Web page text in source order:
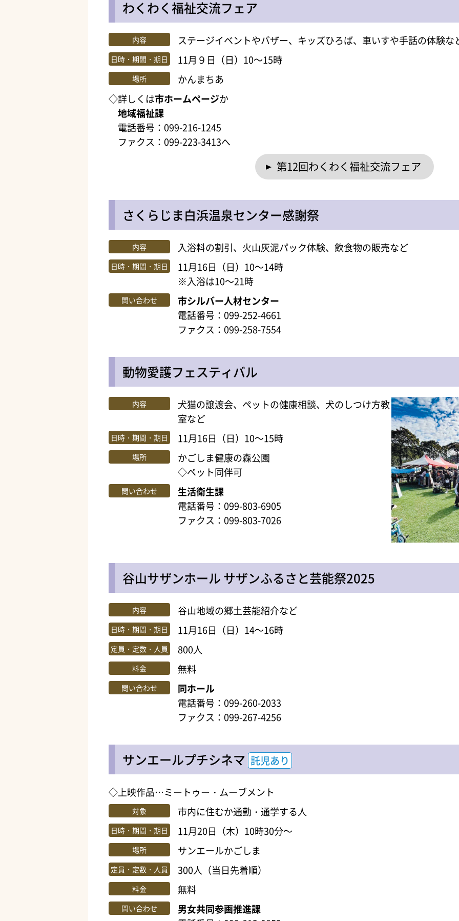
わくわく福祉交流フェア
内容 ステージイベントやバザー、キッズひろば、車いすや手話の体験な
日時・期間・期日 11月９日（日）10～15時
場所
かんまちあ
◇詳しくは市ホームページか
地域福祉課
電話番号：099-216-1245
ファクス：099-223-3413へ
第12回わくわく福祉交流フェア
さくらじま白浜温泉センター感謝祭
内容 入浴料の割引、火山灰泥パック体験、飲食物の販売など
日時・期間・期日
11月16日（日）10～14時
※入浴は10～21時
問い合わせ
市シルバー人材センター
電話番号：099-252-4661
ファクス：099-258-7554
動物愛護フェスティバル
内容
犬猫の譲渡会、ペットの健康相談、犬のしつけ方教
室など
日時・期間・期日 11月16日（日）10～15時
場所
かごしま健康の森公園
◇ペット同伴可
問い合わせ
生活衛生課
電話番号：099-803-6905
ファクス：099-803-7026
谷山サザンホール サザンふるさと芸能祭2025
内容 谷山地域の郷土芸能紹介など
日時・期間・期日 11月16日（日）14～16時
定員・定数・人員 800人
料金 無料
問い合わせ
同ホール
電話番号：099-260-2033
ファクス：099-267-4256
サンエールプチシネマ 託児あり
◇上映作品…ミートゥー・ムーブメント
対象 市内に住むか通勤・通学する人
日時・期間・期日 11月20日（木）10時30分～
場所 サンエールかごしま
定員・定数・人員 300人（当日先着順）
料金 無料
問い合わせ
男女共同参画推進課